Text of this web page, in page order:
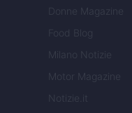
Donne Magazine
Food Blog
Milano Notizie
Motor Magazine
Notizie.it